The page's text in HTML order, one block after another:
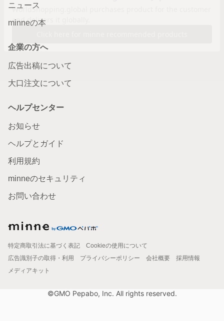
ニュース
minneの本
企業の方へ
広告出稿について
大口注文について
ヘルプセンター
お知らせ
ヘルプとガイド
利用規約
minneのセキュリティ
お問い合わせ
特定商取引法に基づく表記
Cookieの使用について
広告識別子の取得・利用
プライバシーポリシー 会社概要
採用情報
メディアキット
©GMO Pepabo, Inc. All rights reserved.